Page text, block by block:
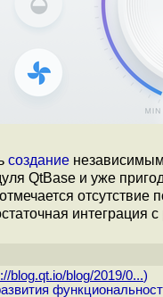
создание
QtBase и уже
интеграция
blog.qt.io/blog/2019/0...)